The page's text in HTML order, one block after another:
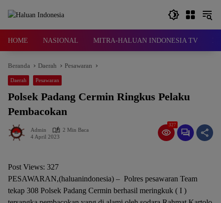
HOME NASIONAL MITRA-HALUAN INDONESIA TV
Beranda Daerah Pesawaran
Daerah Pesawaran
Polsek Padang Cermin Ringkus Pelaku
Pembacokan
Admin
2 Min Baca
4 April 2023
327
Post Views: 327
PESAWARAN,(haluanindonesia) – Polres pesawaran Team
tekap 308 Polsek Padang Cermin berhasil meringkuk ( I )